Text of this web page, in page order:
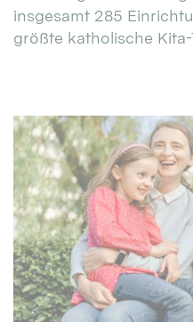
insgesamt 285
größte katholische Kita-